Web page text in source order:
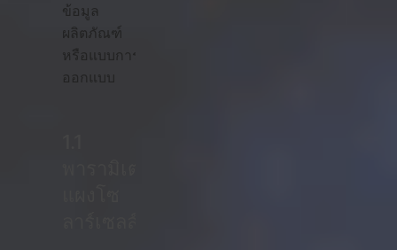
ข้อมูล
ผลิตภัณฑ์
หรือแบบการ
ออกแบบ